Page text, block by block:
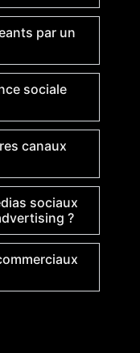
par un
sociale
canaux
sociaux
?